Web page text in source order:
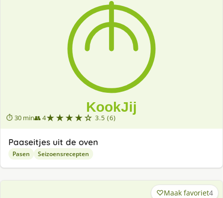
⏱ 30 min👥 4★★★★☆ 3.5 (6)
Paaseitjes uit de oven
Pasen Seizoensrecepten
Maak favoriet4